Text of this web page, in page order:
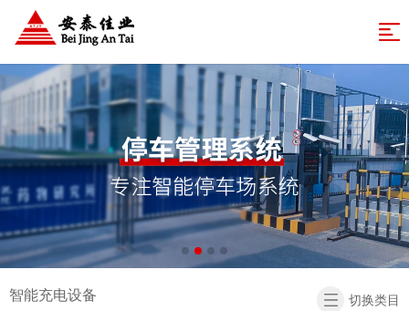
站
航
业
务
体
成
功
例
解
方
案
闻
中
心
关
于
安
联
系
返
智能充电设备 切换类目